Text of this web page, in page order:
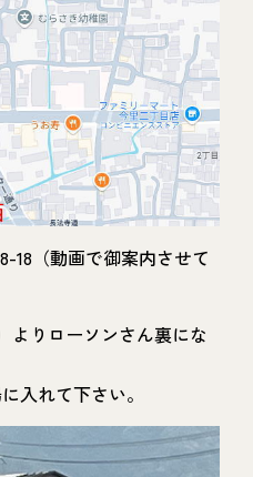
18（動画で御案内させて
よりローソンさん裏にな
入れて下さい。